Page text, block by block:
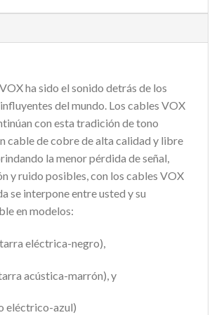
ha sido el sonido detrás de los
del mundo. Los cables VOX
con esta tradición de tono
cable de cobre de alta calidad y libre
la menor pérdida de señal,
y ruido posibles, con los cables VOX
se interpone entre usted y su
en modelos:
eléctrica-negro),
acústica-marrón), y
eléctrico-azul)